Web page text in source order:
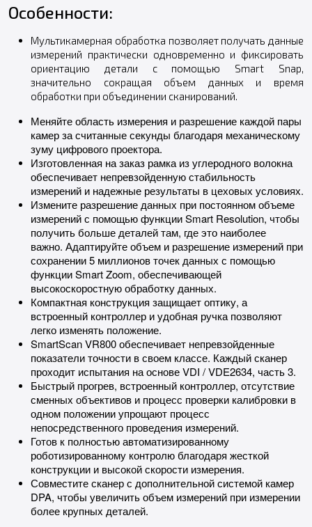
Особенности:
Мультикамерная обработка позволяет получать данные
измерений практически одновременно и фиксировать
ориентацию детали с помощью Smart Snap,
значительно сокращая объем данных и время
обработки при объединении сканирований.
Меняйте область измерения и разрешение каждой пары
камер за считанные секунды благодаря механическому
зуму цифрового проектора.
Изготовленная на заказ рамка из углеродного волокна
обеспечивает непревзойденную стабильность
измерений и надежные результаты в цеховых условиях.
Измените разрешение данных при постоянном объеме
измерений с помощью функции Smart Resolution, чтобы
получить больше деталей там, где это наиболее
важно. Адаптируйте объем и разрешение измерений при
сохранении 5 миллионов точек данных с помощью
функции Smart Zoom, обеспечивающей
высокоскоростную обработку данных.
Компактная конструкция защищает оптику, а
встроенный контроллер и удобная ручка позволяют
легко изменять положение.
SmartScan VR800 обеспечивает непревзойденные
показатели точности в своем классе. Каждый сканер
проходит испытания на основе VDI / VDE2634, часть 3.
Быстрый прогрев, встроенный контроллер, отсутствие
сменных объективов и процесс проверки калибровки в
одном положении упрощают процесс
непосредственного проведения измерений.
Готов к полностью автоматизированному
роботизированному контролю благодаря жесткой
конструкции и высокой скорости измерения.
Совместите сканер с дополнительной системой камер
DPA, чтобы увеличить объем измерений при измерении
более крупных деталей.